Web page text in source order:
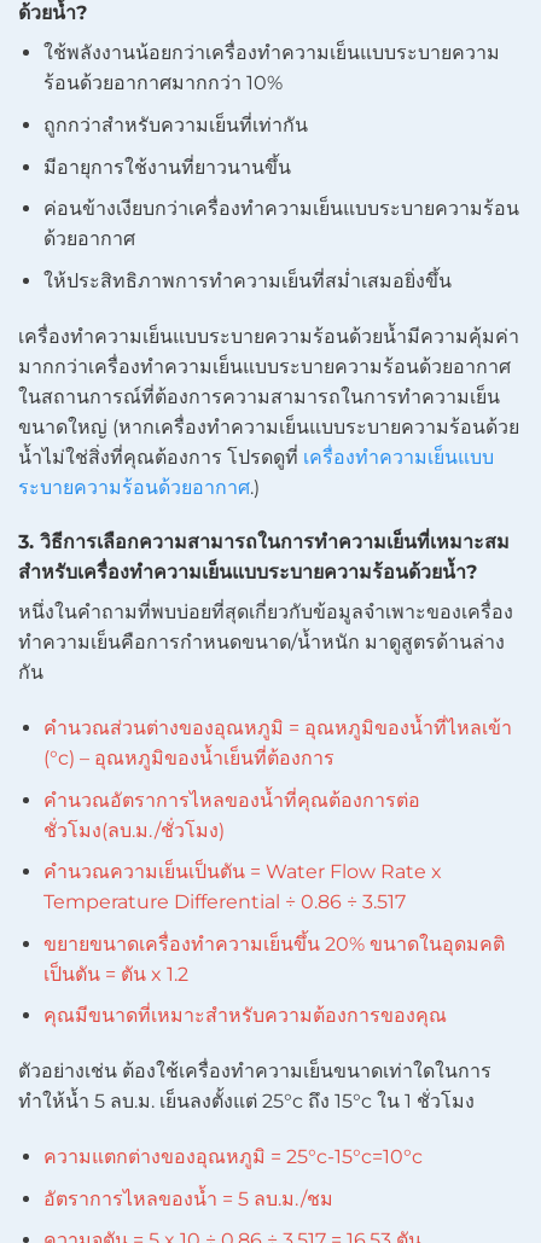
ด้วยน้ำ?
ใช้พลังงานน้อยกว่าเครื่องทำความเย็นแบบระบายความ
ร้อนด้วยอากาศมากกว่า 10%
ถูกกว่าสำหรับความเย็นที่เท่ากัน
มีอายุการใช้งานที่ยาวนานขึ้น
ค่อนข้างเงียบกว่าเครื่องทำความเย็นแบบระบายความร้อน
ด้วยอากาศ
ให้ประสิทธิภาพการทำความเย็นที่สม่ำเสมอยิ่งขึ้น
เครื่องทำความเย็นแบบระบายความร้อนด้วยน้ำมีความคุ้มค่า
มากกว่าเครื่องทำความเย็นแบบระบายความร้อนด้วยอากาศ
ในสถานการณ์ที่ต้องการความสามารถในการทำความเย็น
ขนาดใหญ่ (หากเครื่องทำความเย็นแบบระบายความร้อนด้วย
น้ำไม่ใช่สิ่งที่คุณต้องการ โปรดดูที่ เครื่องทำความเย็นแบบ
ระบายความร้อนด้วยอากาศ.)
3. วิธีการเลือกความสามารถในการทำความเย็นที่เหมาะสม
สำหรับเครื่องทำความเย็นแบบระบายความร้อนด้วยน้ำ?
หนึ่งในคำถามที่พบบ่อยที่สุดเกี่ยวกับข้อมูลจำเพาะของเครื่อง
ทำความเย็นคือการกำหนดขนาด/น้ำหนัก มาดูสูตรด้านล่าง
กัน
คำนวณส่วนต่างของอุณหภูมิ = อุณหภูมิของน้ำที่ไหลเข้า
(°c) – อุณหภูมิของน้ำเย็นที่ต้องการ
คำนวณอัตราการไหลของน้ำที่คุณต้องการต่อ
ชั่วโมง(ลบ.ม./ชั่วโมง)
คำนวณความเย็นเป็นตัน = Water Flow Rate x
Temperature Differential ÷ 0.86 ÷ 3.517
ขยายขนาดเครื่องทำความเย็นขึ้น 20% ขนาดในอุดมคติ
เป็นตัน = ตัน x 1.2
คุณมีขนาดที่เหมาะสำหรับความต้องการของคุณ
ตัวอย่างเช่น ต้องใช้เครื่องทำความเย็นขนาดเท่าใดในการ
ทำให้น้ำ 5 ลบ.ม. เย็นลงตั้งแต่ 25°c ถึง 15°c ใน 1 ชั่วโมง
ความแตกต่างของอุณหภูมิ = 25°c-15°c=10°c
อัตราการไหลของน้ำ = 5 ลบ.ม./ชม